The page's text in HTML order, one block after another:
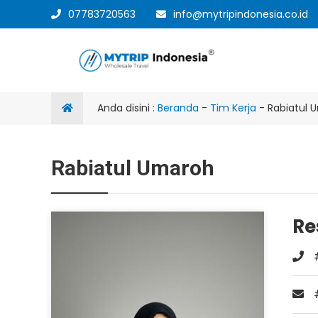
07783720563 info@mytripindonesia.co.id
Anda disini : Beranda - Tim Kerja - Rabiatul
Rabiatul Umaroh